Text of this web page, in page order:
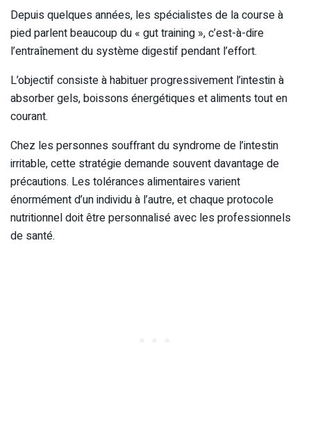
Depuis quelques années, les spécialistes de la course à
pied parlent beaucoup du « gut training », c’est-à-dire
l’entraînement du système digestif pendant l’effort.
L’objectif consiste à habituer progressivement l’intestin à
absorber gels, boissons énergétiques et aliments tout en
courant.
Chez les personnes souffrant du syndrome de l’intestin
irritable, cette stratégie demande souvent davantage de
précautions. Les tolérances alimentaires varient
énormément d’un individu à l’autre, et chaque protocole
nutritionnel doit être personnalisé avec les professionnels
de santé.